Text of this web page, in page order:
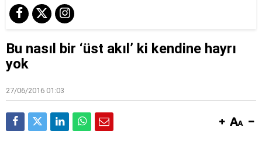
Bu nasıl bir ‘üst akıl’ ki kendine hayrı
yok
27/06/2016 01:03